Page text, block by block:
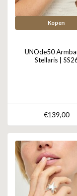
Kopen
UNOde50
Stellaris |
€139,00